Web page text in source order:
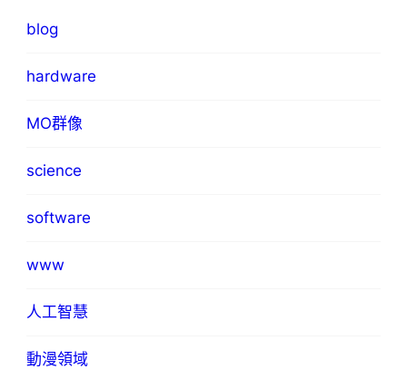
blog
hardware
MO群像
science
software
www
人工智慧
動漫領域